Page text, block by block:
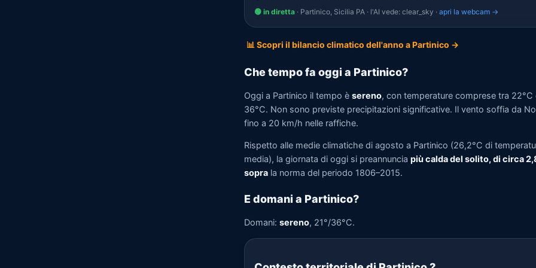
🟢 in diretta · Partinico, Sicilia PA · l'AI vede: clear_sky · apri la webcam →
📊 Scopri il bilancio climatico dell'anno a Partinico →
Che tempo fa oggi a Partinico?
Oggi a Partinico il tempo è sereno, con temperature comprese tra 22°C
36°C. Non sono previste precipitazioni significative. Il vento soffia da
fino a 20 km/h nelle raffiche.
Rispetto alle medie climatiche di agosto a Partinico (26,2°C di
media), la giornata di oggi si preannuncia più calda del solito, di circa
sopra la norma del periodo 1806–2015.
E domani a Partinico?
Domani: sereno, 21°/36°C.